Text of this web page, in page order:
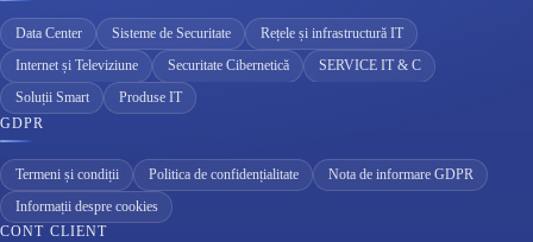
Data Center Sisteme de Securitate
Rețele și infrastructură IT
Internet și Televiziune
Securitate Cibernetică
SERVICE IT & C
Soluții Smart
Produse IT
GDPR
Termeni și condiții Politica de confidențialitate
Nota de informare GDPR
Informații despre cookies
CONT CLIENT